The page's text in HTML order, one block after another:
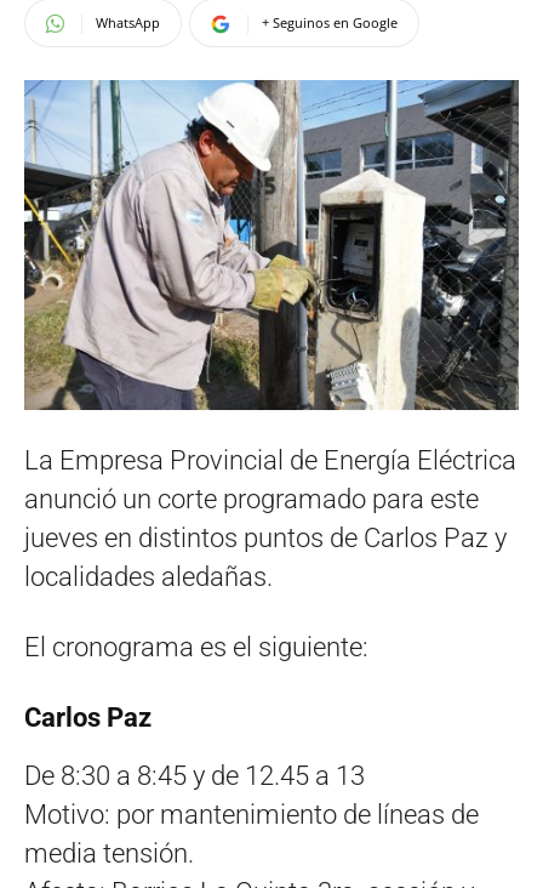
WhatsApp + Seguinos en Google
La Empresa Provincial de Energía Eléctrica
anunció un corte programado para este
jueves en distintos puntos de Carlos Paz y
localidades aledañas.
El cronograma es el siguiente:
Carlos Paz
De 8:30 a 8:45 y de 12.45 a 13
Motivo: por mantenimiento de líneas de
media tensión.